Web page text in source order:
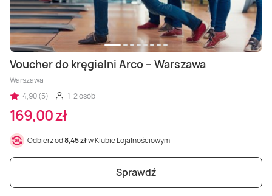
Voucher do kręgielni Arco – Warszawa
Warszawa
4,90 (5)
1-2 osób
169,00 zł
Odbierz od8,45 złw Klubie Lojalnościowym
Sprawdź